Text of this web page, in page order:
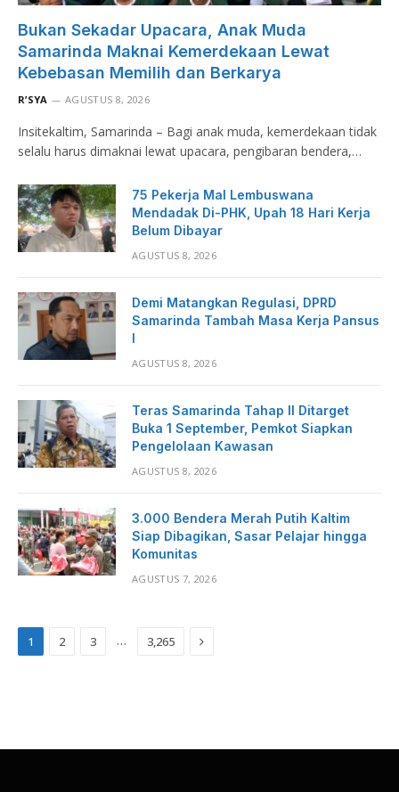
Bukan Sekadar Upacara, Anak Muda
Samarinda Maknai Kemerdekaan Lewat
Kebebasan Memilih dan Berkarya
R’SYA AGUSTUS 8, 2026
Insitekaltim, Samarinda – Bagi anak muda, kemerdekaan tidak
selalu harus dimaknai lewat upacara, pengibaran bendera,…
75 Pekerja Mal Lembuswana
Mendadak Di-PHK, Upah 18 Hari Kerja
Belum Dibayar
AGUSTUS 8, 2026
Demi Matangkan Regulasi, DPRD
Samarinda Tambah Masa Kerja Pansus
I
AGUSTUS 8, 2026
Teras Samarinda Tahap II Ditarget
Buka 1 September, Pemkot Siapkan
Pengelolaan Kawasan
AGUSTUS 8, 2026
3.000 Bendera Merah Putih Kaltim
Siap Dibagikan, Sasar Pelajar hingga
Komunitas
AGUSTUS 7, 2026
1 2 3 … 3,265 Next